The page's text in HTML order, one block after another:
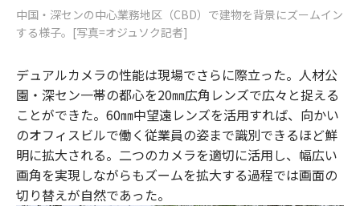
中国・深センの中心業務地区（CBD）で建物を背景にズームイン
する様子。[写真=オジュソク記者]
デュアルカメラの性能は現場でさらに際立った。人材公
園・深セン一帯の都心を20㎜広角レンズで広々と捉える
ことができた。60㎜中望遠レンズを活用すれば、向かい
のオフィスビルで働く従業員の姿まで識別できるほど鮮
明に拡大される。二つのカメラを適切に活用し、幅広い
画角を実現しながらもズームを拡大する過程では画面の
切り替えが自然であった。